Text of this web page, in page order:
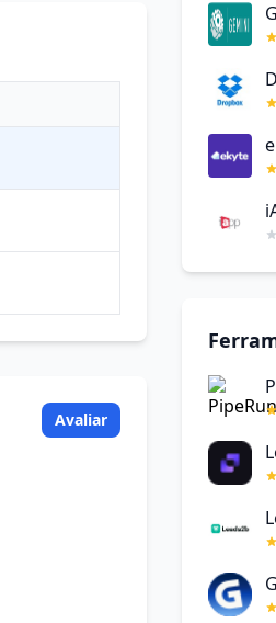
Avaliar